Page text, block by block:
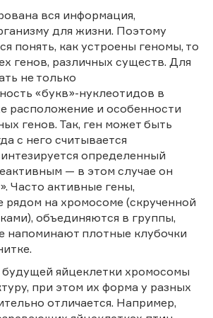
вся информация,
для жизни. Поэтому
понять, как устроены геномы, то
генов, различных существ. Для
не только
«букв»-нуклеотидов в
расположение и особенности
генов. Так, ген может быть
с него считывается
определенный
— в этом случае он
Часто активные гены,
на хромосоме (скрученной
объединяются в группы,
напоминают плотные клубочки
яйцеклетки хромосомы
при этом их форма у разных
отличается. Например,